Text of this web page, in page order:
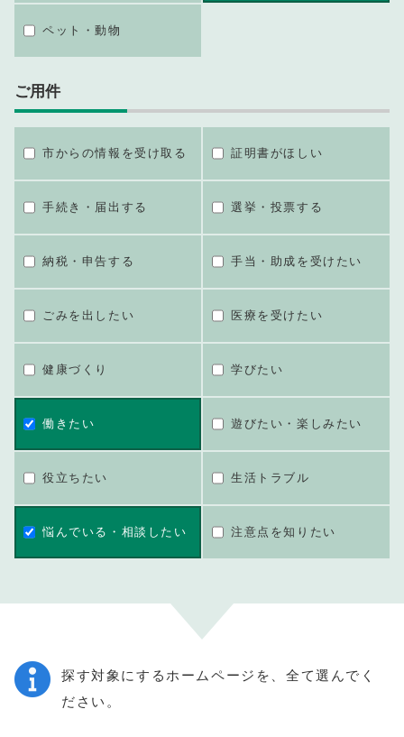
ペット・動物
ご用件
市からの情報を受け取る 証明書がほしい
手続き・届出する 選挙・投票する
納税・申告する 手当・助成を受けたい
ごみを出したい 医療を受けたい
健康づくり 学びたい
働きたい 遊びたい・楽しみたい
役立ちたい 生活トラブル
悩んでいる・相談したい 注意点を知りたい
探す対象にするホームページを、全て選んでく
ださい。